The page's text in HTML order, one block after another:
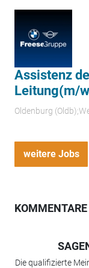
Assistenz
Leitung(m/
Oldenburg
weitere Jobs
KOMMENTARE
Die qualifizierte